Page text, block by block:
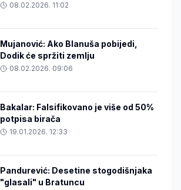
08.02.2026. 11:02
Mujanović: Ako Blanuša pobijedi,
Dodik će spržiti zemlju
08.02.2026. 09:06
Bakalar: Falsifikovano je više od 50%
potpisa birača
19.01.2026. 12:33
Pandurević: Desetine stogodišnjaka
"glasali" u Bratuncu